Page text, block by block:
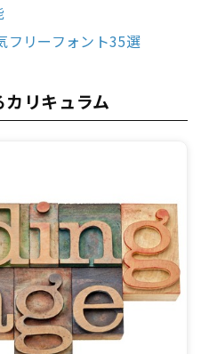
フリーフォント35選
リキュラム